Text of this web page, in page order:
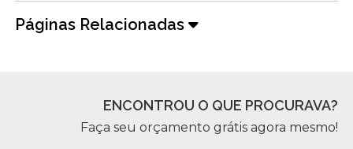
Páginas Relacionadas
ENCONTROU O QUE PROCURAVA?
Faça seu orçamento grátis agora mesmo!